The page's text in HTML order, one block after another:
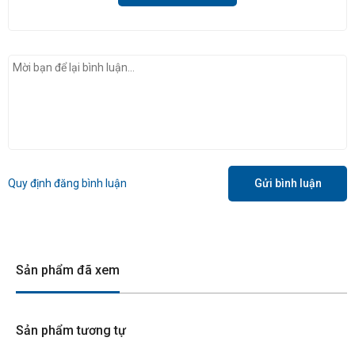
Quy định đăng bình luận Gửi bình luận
Sản phẩm đã xem
Sản phẩm tương tự